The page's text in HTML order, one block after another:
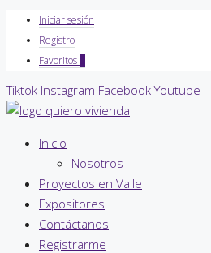
Iniciar sesión
Registro
Favoritos
Tiktok Instagram Facebook Youtube
Inicio
Nosotros
Proyectos en Valle
Expositores
Contáctanos
Registrarme